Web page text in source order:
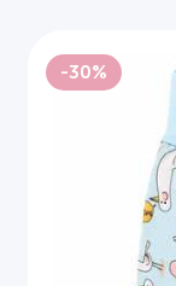
-30%